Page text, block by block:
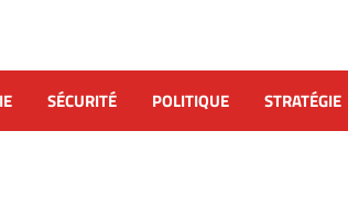
SÉCURITÉ POLITIQUE STRATÉGIE